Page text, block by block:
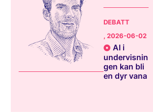
DEBATT
, 2026-06-02
AI i
undervisnin
gen kan bli
en dyr vana